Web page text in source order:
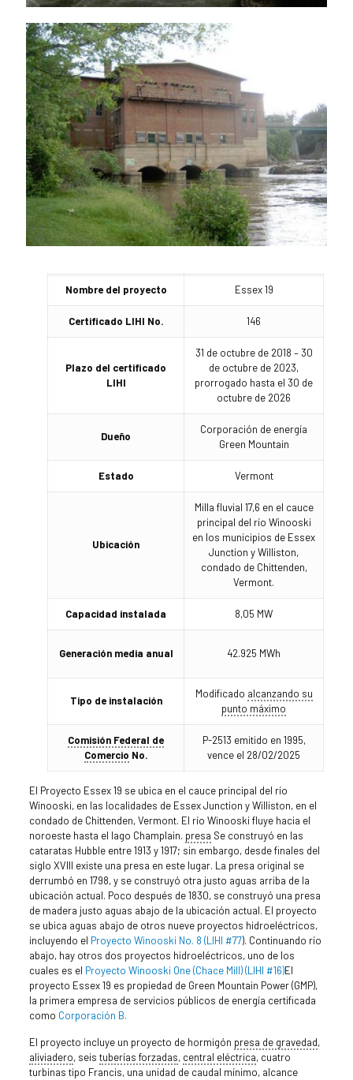
Nombre del proyecto Essex 19
Certificado LIHI No. 146
Plazo del certificado
LIHI
31 de octubre de 2018 – 30
de octubre de 2023,
prorrogado hasta el 30 de
octubre de 2026
Dueño
Corporación de energía
Green Mountain
Estado Vermont
Ubicación
Milla fluvial 17,6 en el cauce
principal del río Winooski
en los municipios de Essex
Junction y Williston,
condado de Chittenden,
Vermont.
Capacidad instalada 8,05 MW
Generación media anual 42.925 MWh
Tipo de instalación
Modificado alcanzando su
punto máximo
Comisión Federal de
Comercio No.
P-2513 emitido en 1995,
vence el 28/02/2025
El Proyecto Essex 19 se ubica en el cauce principal del río
Winooski, en las localidades de Essex Junction y Williston, en el
condado de Chittenden, Vermont. El río Winooski fluye hacia el
noroeste hasta el lago Champlain. presa Se construyó en las
cataratas Hubble entre 1913 y 1917; sin embargo, desde finales del
siglo XVIII existe una presa en este lugar. La presa original se
derrumbó en 1798, y se construyó otra justo aguas arriba de la
ubicación actual. Poco después de 1830, se construyó una presa
de madera justo aguas abajo de la ubicación actual. El proyecto
se ubica aguas abajo de otros nueve proyectos hidroeléctricos,
incluyendo el Proyecto Winooski No. 8 (LIHI #77). Continuando río
abajo, hay otros dos proyectos hidroeléctricos, uno de los
cuales es el Proyecto Winooski One (Chace Mill) (LIHI #16)El
proyecto Essex 19 es propiedad de Green Mountain Power (GMP),
la primera empresa de servicios públicos de energía certificada
como Corporación B.
El proyecto incluye un proyecto de hormigón presa de gravedad,
aliviadero, seis tuberías forzadas, central eléctrica, cuatro
turbinas tipo Francis, una unidad de caudal mínimo, alcance